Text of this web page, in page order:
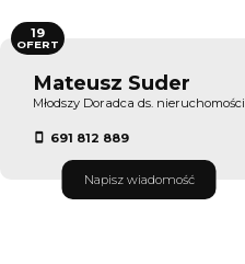
Mateusz Suder
Młodszy Doradca ds. nieruchomości
691 812 889
Napisz wiadomość
19
OFERT